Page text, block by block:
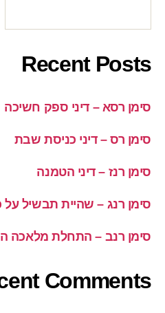
Recent Posts
סימן רסא – דיני ספק חשיכה
סימן רס – דיני כניסת שבת
סימן רנז – דיני הטמנה
סימן רנג – שהיית תבשיל
סימן רנב – התחלת מלאכה
Comments